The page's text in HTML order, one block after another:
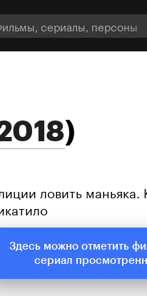
)
ловить маньяка.
Здесь можно отметить
сериал